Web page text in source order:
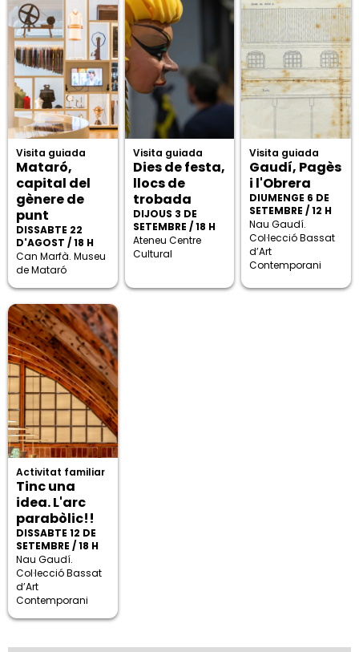
Visita guiada
Mataró,
capital del
gènere de
punt
DISSABTE 22
D'AGOST / 18 H
Can Marfà. Museu
de Mataró
Visita guiada
Dies de festa,
llocs de
trobada
DIJOUS 3 DE
SETEMBRE / 18 H
Ateneu Centre
Cultural
Visita guiada
Gaudí, Pagès
i l'Obrera
DIUMENGE 6 DE
SETEMBRE / 12 H
Nau Gaudí.
Col·lecció Bassat
d’Art
Contemporani
Activitat familiar
Tinc una
idea. L'arc
parabòlic!!
DISSABTE 12 DE
SETEMBRE / 18 H
Nau Gaudí.
Col·lecció Bassat
d’Art
Contemporani